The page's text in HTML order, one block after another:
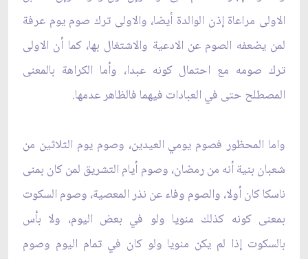
الاولى مراعاة إذن الوالدة أيضا، والاولى ترك صوم يوم عرفة
لمن يضعفه الصوم عن الادعية والاشتغال بها، كما أن الاولى
ترك صومه مع احتمال كونه عبدا، وأما الكراهة بالمعنى
المصطلح حتى في العبادات فيهما فالظاهر عدمها.
واما المحظور فصوم يومي العيدين، وصوم يوم الثلاثين من
شعبان بنية أنه من رمضان، وصوم أيام التشريق لمن كان بمنى
ناسكا كان أولا، والصوم وفاء عن نذر المعصية، وصوم السكوت
بمعنى كونه كذلك منويا ولو في بعض اليوم، ولا بأس
بالسكوت إذا لم يكن منويا ولو كان في تمام اليوم وصوم